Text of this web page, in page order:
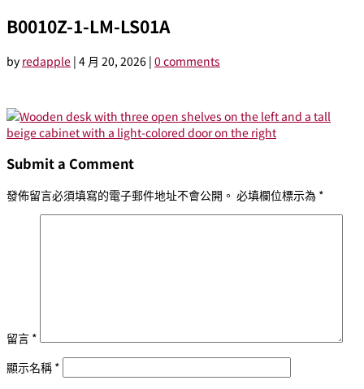
B0010Z-1-LM-LS01A
by redapple | 4 月 20, 2026 | 0 comments
Submit a Comment
發佈留言必須填寫的電子郵件地址不會公開。 必填欄位標示為 *
留言 *
顯示名稱 *